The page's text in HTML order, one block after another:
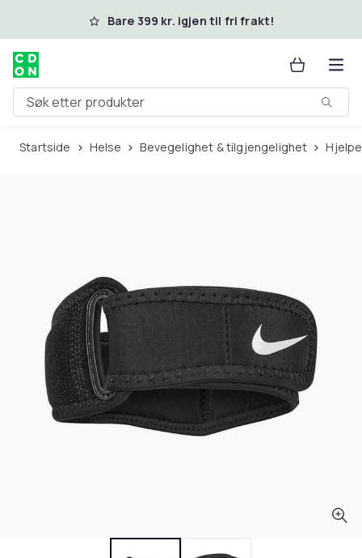
Hopp til hovedinnholdBare 399 kr. igjen til fri frakt!
Søk etter produkter
Startside Helse Bevegelighet & tilgjengelighet